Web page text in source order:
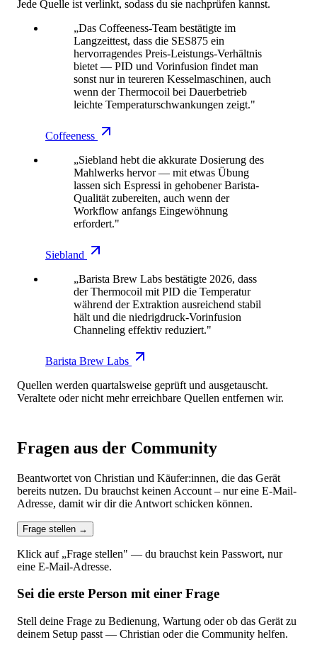
Jede Quelle ist verlinkt, sodass du sie nachprüfen kannst.
„Das Coffeeness-Team bestätigte im
Langzeittest, dass die SES875 ein
hervorragendes Preis-Leistungs-Verhältnis
bietet — PID und Vorinfusion findet man
sonst nur in teureren Kesselmaschinen, auch
wenn der Thermocoil bei Dauerbetrieb
leichte Temperaturschwankungen zeigt."
Coffeeness
„Siebland hebt die akkurate Dosierung des
Mahlwerks hervor — mit etwas Übung
lassen sich Espressi in gehobener Barista-
Qualität zubereiten, auch wenn der
Workflow anfangs Eingewöhnung
erfordert."
Siebland
„Barista Brew Labs bestätigte 2026, dass
der Thermocoil mit PID die Temperatur
während der Extraktion ausreichend stabil
hält und die niedrigdruck-Vorinfusion
Channeling effektiv reduziert."
Barista Brew Labs
Quellen werden quartalsweise geprüft und ausgetauscht.
Veraltete oder nicht mehr erreichbare Quellen entfernen wir.
Fragen aus der Community
Beantwortet von Christian und Käufer:innen, die das Gerät
bereits nutzen. Du brauchst keinen Account – nur eine E-Mail-
Adresse, damit wir dir die Antwort schicken können.
Frage stellen →
Klick auf „Frage stellen" — du brauchst kein Passwort, nur
eine E-Mail-Adresse.
Sei die erste Person mit einer Frage
Stell deine Frage zu Bedienung, Wartung oder ob das Gerät zu
deinem Setup passt — Christian oder die Community helfen.